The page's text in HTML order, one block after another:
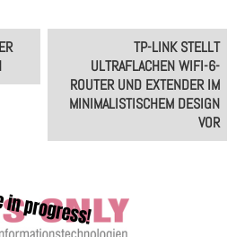
TP-LINK STELLT
ULTRAFLACHEN WIFI-6-
ROUTER UND EXTENDER IM
MINIMALISTISCHEM DESIGN
VOR